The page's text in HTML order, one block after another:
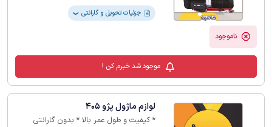
جزئیات تحویل و گارانتی ❯
ناموجود
موجود شد خبرم کن !
لوازم ماژول پژو 405
* کیفیت و طول عمر بالا * بدون گارانتی